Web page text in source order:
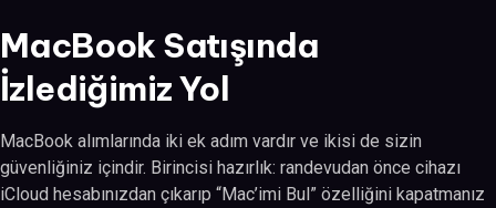
MacBook Satışında
İzlediğimiz Yol
MacBook alımlarında iki ek adım vardır ve ikisi de sizin
güvenliğiniz içindir. Birincisi hazırlık: randevudan önce cihazı
iCloud hesabınızdan çıkarıp “Mac’imi Bul” özelliğini kapatmanız